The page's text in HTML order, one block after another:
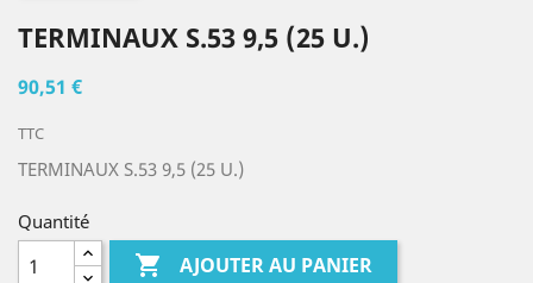
TERMINAUX S.53 9,5 (25 U.)
90,51 €
TTC
TERMINAUX S.53 9,5 (25 U.)
Quantité
 AJOUTER AU PANIER